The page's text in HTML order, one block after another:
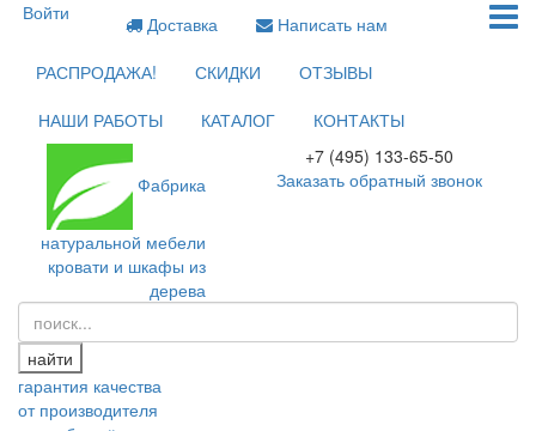
Войти Доставка
Написать нам
РАСПРОДАЖА!
СКИДКИ
ОТЗЫВЫ
НАШИ РАБОТЫ
КАТАЛОГ КОНТАКТЫ
Фабрика
натуральной мебели
кровати и шкафы из
дерева
+7 (495) 133-65-50
Заказать обратный звонок
найти
гарантия качества
от производителя